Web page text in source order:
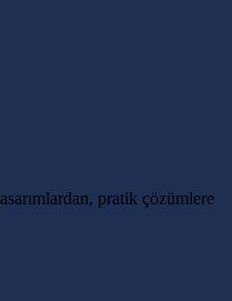
pratik çözümlere